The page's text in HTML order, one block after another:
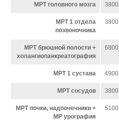
МРТ головного мозга 3800
МРТ 1 отдела
позвоночника
3800
МРТ брюшной полости +
холангиопанкреатография
6800
МРТ 1 сустава 4900
МРТ сосудов 3800
МРТ почки, надпочечники +
МР урография
5100